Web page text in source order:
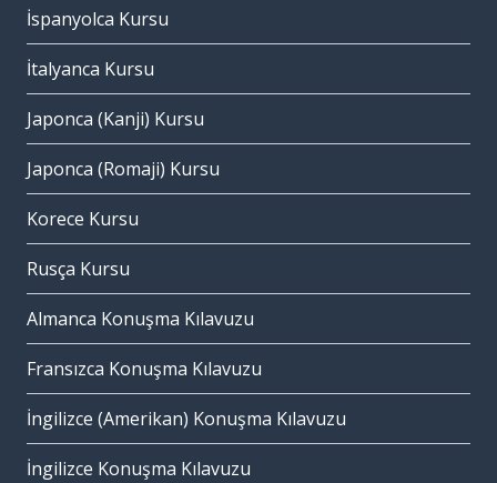
İspanyolca Kursu
İtalyanca Kursu
Japonca (Kanji) Kursu
Japonca (Romaji) Kursu
Korece Kursu
Rusça Kursu
Almanca Konuşma Kılavuzu
Fransızca Konuşma Kılavuzu
İngilizce (Amerikan) Konuşma Kılavuzu
İngilizce Konuşma Kılavuzu